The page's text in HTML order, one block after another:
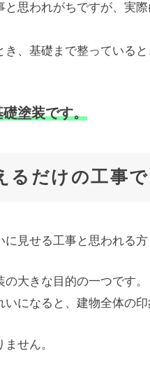
思われがちですが、実
、基礎まで整っている
塗装です。
るだけの工事
見せる工事と思われる方
大きな目的の一つです。
になると、建物全体の印
せん。